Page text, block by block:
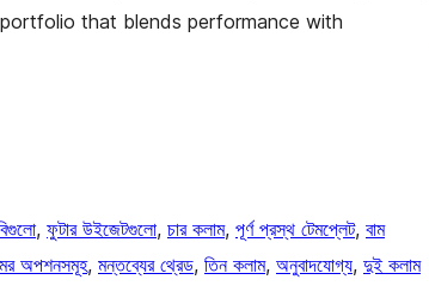
that blends performance with
, ফুটার উইজেটগুলো, চার কলাম, পূর্ণ প্রস্থ টেমপ্লেট, বাম
অপশনসমূহ, মন্তব্যের থ্রেড, তিন কলাম, অনুবাদযোগ্য, দুই কলাম